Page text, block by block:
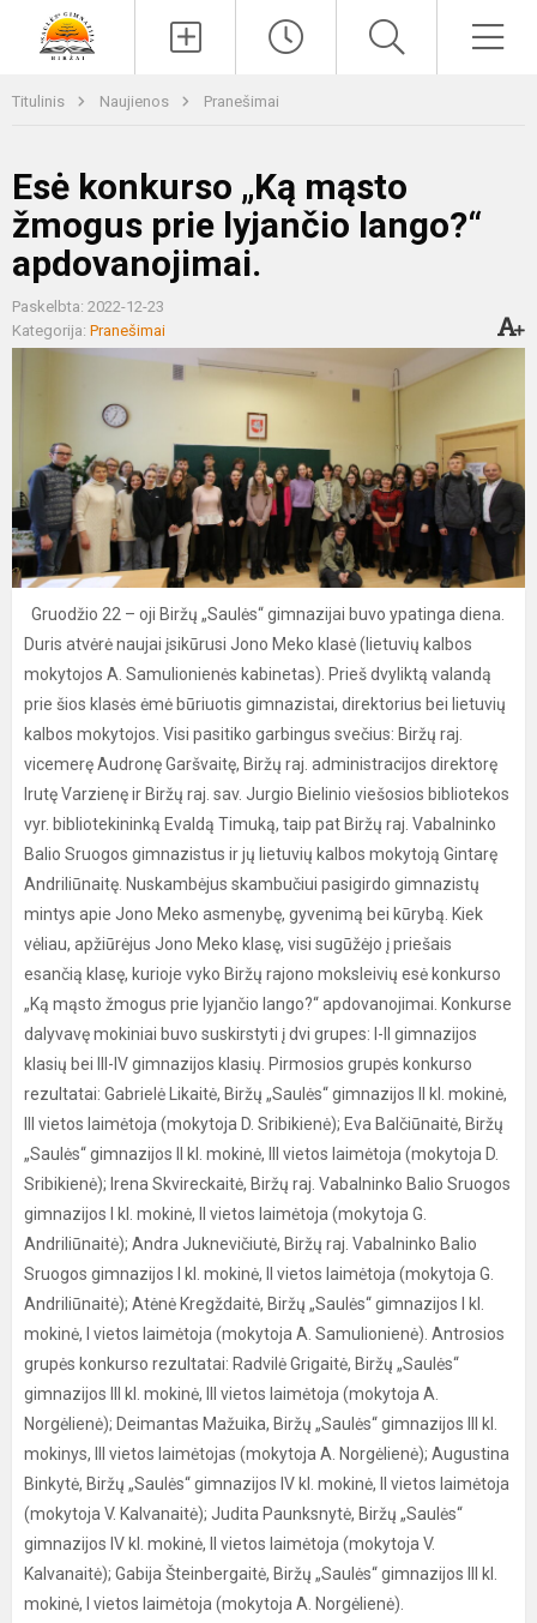
Titulinis Naujienos Pranešimai
Esė konkurso „Ką mąsto
žmogus prie lyjančio lango?“
apdovanojimai.
Paskelbta: 2022-12-23
Kategorija: Pranešimai
Gruodžio 22 – oji Biržų „Saulės“ gimnazijai buvo ypatinga diena.
Duris atvėrė naujai įsikūrusi Jono Meko klasė (lietuvių kalbos
mokytojos A. Samulionienės kabinetas). Prieš dvyliktą valandą
prie šios klasės ėmė būriuotis gimnazistai, direktorius bei lietuvių
kalbos mokytojos. Visi pasitiko garbingus svečius: Biržų raj.
vicemerę Audronę Garšvaitę, Biržų raj. administracijos direktorę
Irutę Varzienę ir Biržų raj. sav. Jurgio Bielinio viešosios bibliotekos
vyr. bibliotekininką Evaldą Timuką, taip pat Biržų raj. Vabalninko
Balio Sruogos gimnazistus ir jų lietuvių kalbos mokytoją Gintarę
Andriliūnaitę. Nuskambėjus skambučiui pasigirdo gimnazistų
mintys apie Jono Meko asmenybę, gyvenimą bei kūrybą. Kiek
vėliau, apžiūrėjus Jono Meko klasę, visi sugūžėjo į priešais
esančią klasę, kurioje vyko Biržų rajono moksleivių esė konkurso
„Ką mąsto žmogus prie lyjančio lango?“ apdovanojimai. Konkurse
dalyvavę mokiniai buvo suskirstyti į dvi grupes: I-II gimnazijos
klasių bei III-IV gimnazijos klasių. Pirmosios grupės konkurso
rezultatai: Gabrielė Likaitė, Biržų „Saulės“ gimnazijos II kl. mokinė,
III vietos laimėtoja (mokytoja D. Sribikienė); Eva Balčiūnaitė, Biržų
„Saulės“ gimnazijos II kl. mokinė, III vietos laimėtoja (mokytoja D.
Sribikienė); Irena Skvireckaitė, Biržų raj. Vabalninko Balio Sruogos
gimnazijos I kl. mokinė, II vietos laimėtoja (mokytoja G.
Andriliūnaitė); Andra Juknevičiutė, Biržų raj. Vabalninko Balio
Sruogos gimnazijos I kl. mokinė, II vietos laimėtoja (mokytoja G.
Andriliūnaitė); Atėnė Kregždaitė, Biržų „Saulės“ gimnazijos I kl.
mokinė, I vietos laimėtoja (mokytoja A. Samulionienė). Antrosios
grupės konkurso rezultatai: Radvilė Grigaitė, Biržų „Saulės“
gimnazijos III kl. mokinė, III vietos laimėtoja (mokytoja A.
Norgėlienė); Deimantas Mažuika, Biržų „Saulės“ gimnazijos III kl.
mokinys, III vietos laimėtojas (mokytoja A. Norgėlienė); Augustina
Binkytė, Biržų „Saulės“ gimnazijos IV kl. mokinė, II vietos laimėtoja
(mokytoja V. Kalvanaitė); Judita Paunksnytė, Biržų „Saulės“
gimnazijos IV kl. mokinė, II vietos laimėtoja (mokytoja V.
Kalvanaitė); Gabija Šteinbergaitė, Biržų „Saulės“ gimnazijos III kl.
mokinė, I vietos laimėtoja (mokytoja A. Norgėlienė).